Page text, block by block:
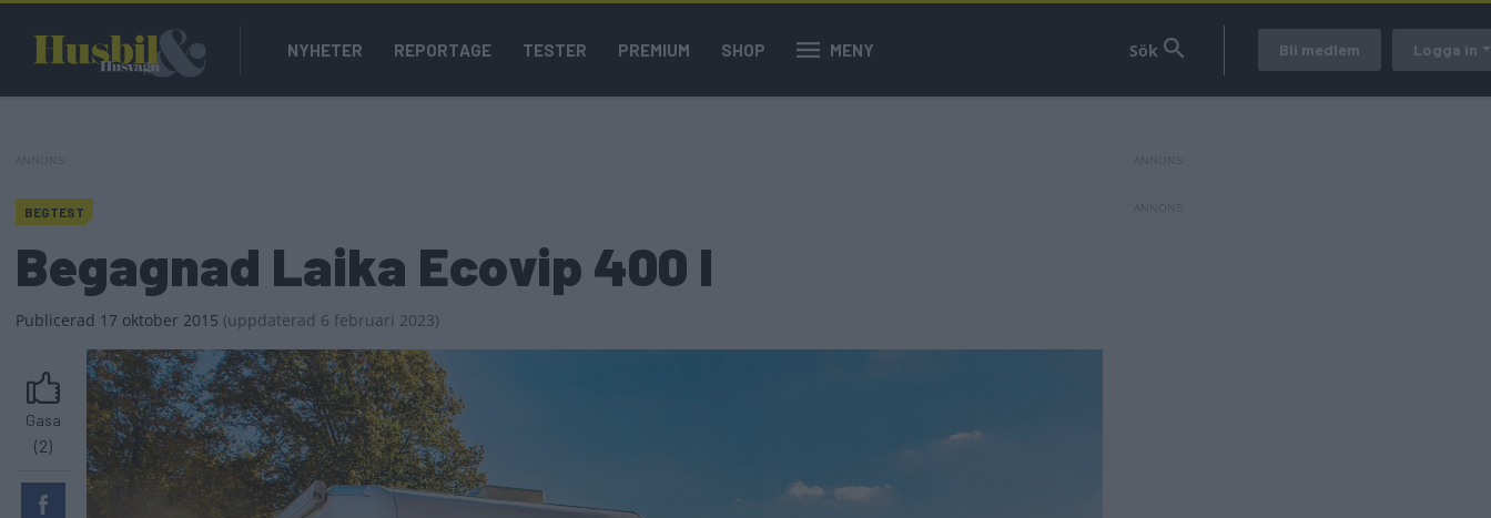
huvudinnehåll
Main
navigation
NYHETER REPORTAGE TESTER PREMIUM SHOP MENY Bli medlem Logga in
BEGTEST
Begagnad Laika Ecovip 400 I
Publicerad 17 oktober 2015 (uppdaterad 6 februari 2023)
Gasa
(2)